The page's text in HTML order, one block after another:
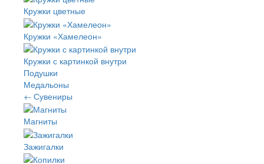
Кружки цветные
Кружки «Хамелеон»
Кружки с картинкой внутри
Подушки
Медальоны
+- Сувениры
Магниты
Зажигалки